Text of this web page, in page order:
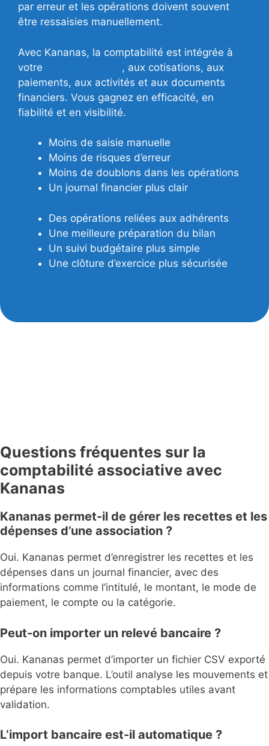
par erreur et les opérations doivent souvent
être ressaisies manuellement.
Avec Kananas, la comptabilité est intégrée à
votre
, aux cotisations, aux
paiements, aux activités et aux documents
financiers. Vous gagnez en efficacité, en
fiabilité et en visibilité.
Moins de saisie manuelle
Moins de risques d’erreur
Moins de doublons dans les opérations
Un journal financier plus clair
Des opérations reliées aux adhérents
Une meilleure préparation du bilan
Un suivi budgétaire plus simple
Une clôture d’exercice plus sécurisée
Questions fréquentes sur la
comptabilité associative avec
Kananas
Kananas permet-il de gérer les recettes et les
dépenses d’une association ?
Oui. Kananas permet d’enregistrer les recettes et les
dépenses dans un journal financier, avec des
informations comme l’intitulé, le montant, le mode de
paiement, le compte ou la catégorie.
Peut-on importer un relevé bancaire ?
Oui. Kananas permet d’importer un fichier CSV exporté
depuis votre banque. L’outil analyse les mouvements et
prépare les informations comptables utiles avant
validation.
L’import bancaire est-il automatique ?